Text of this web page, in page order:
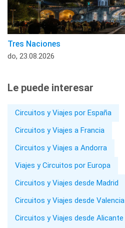
Tres Naciones
do, 23.08.2026
Le puede interesar
Circuitos y Viajes por España
Circuitos y Viajes a Francia
Circuitos y Viajes a Andorra
Viajes y Circuitos por Europa
Circuitos y Viajes desde Madrid
Circuitos y Viajes desde Valencia
Circuitos y Viajes desde Alicante